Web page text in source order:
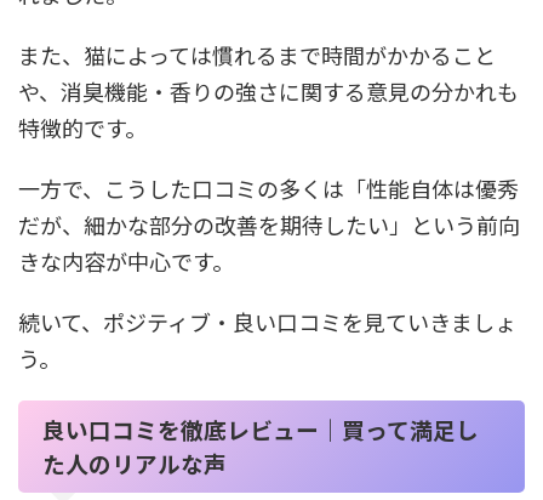
また、猫によっては慣れるまで時間がかかること
や、消臭機能・香りの強さに関する意見の分かれも
特徴的です。
一方で、こうした口コミの多くは「性能自体は優秀
だが、細かな部分の改善を期待したい」という前向
きな内容が中心です。
続いて、ポジティブ・良い口コミを見ていきましょ
う。
良い口コミを徹底レビュー｜買って満足し
た人のリアルな声